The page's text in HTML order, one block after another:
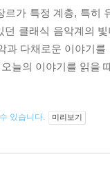
르가 특정 계층, 특
던 클래식 음악계의
과 다채로운 이야기
늘의 이야기를 읽을
있습니다. 미리보기